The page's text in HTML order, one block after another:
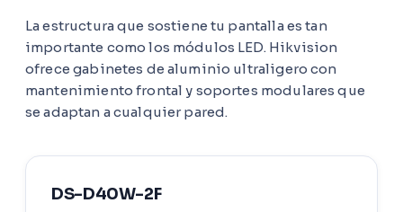
La estructura que sostiene tu pantalla es tan
importante como los módulos LED. Hikvision
ofrece gabinetes de aluminio ultraligero con
mantenimiento frontal y soportes modulares que
se adaptan a cualquier pared.
DS-D40W-2F